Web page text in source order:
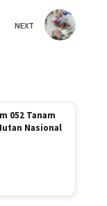
NEXT
052 Tanam
Nasional